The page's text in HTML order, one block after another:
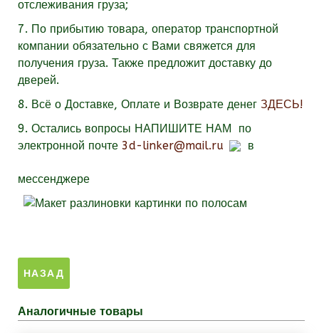
отслеживания груза;
7. По прибытию товара, оператор транспортной
компании обязательно с Вами свяжется для
получения груза. Также предложит доставку до
дверей.
8. Всё о Доставке, Оплате и Возврате денег ЗДЕСЬ!
9. Остались вопросы НАПИШИТЕ НАМ
по
электронной почте 3d-linker@mail.ru в
мессенджере
Аналогичные товары